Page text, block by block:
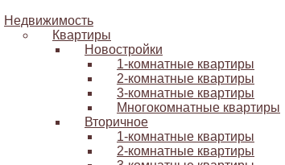
Недвижимость
Квартиры
Новостройки
1-комнатные квартиры
2-комнатные квартиры
3-комнатные квартиры
Многокомнатные квартиры
Вторичное
1-комнатные квартиры
2-комнатные квартиры